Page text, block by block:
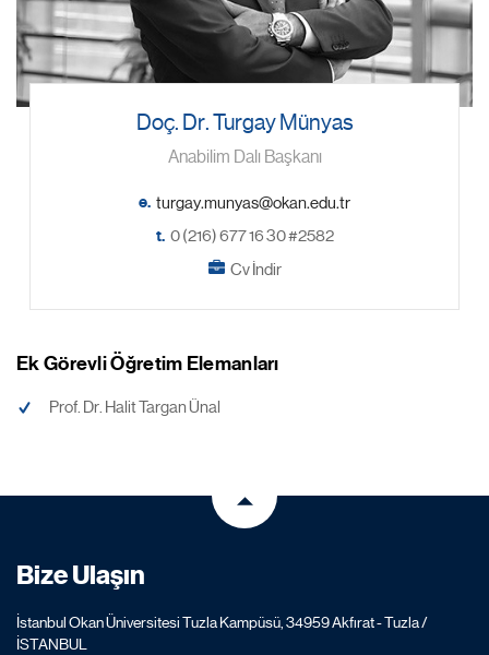
Doç. Dr. Turgay Münyas
Anabilim Dalı Başkanı
e.
t. 0 (216) 677 16 30 #2582
Cv İndir
Ek Görevli Öğretim Elemanları
Prof. Dr. Halit Targan Ünal
Bize Ulaşın
İstanbul Okan Üniversitesi Tuzla Kampüsü, 34959 Akfırat - Tuzla /
İSTANBUL